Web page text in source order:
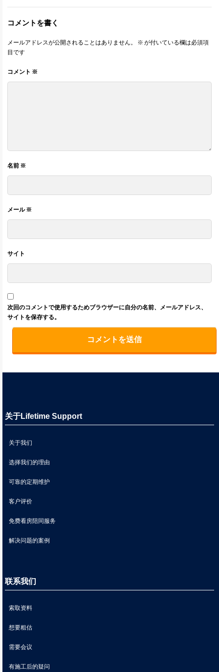
コメントを書く
メールアドレスが公開されることはありません。 ※ が付いている欄は必須項
目です
コメント ※
名前 ※
メール※
サイト
次回のコメントで使用するためブラウザーに自分の名前、メールアドレス、
サイトを保存する。
关于Lifetime Support
关于我们
选择我们的理由
可靠的定期维护
客户评价
免费看房陪同服务
解决问题的案例
联系我们
索取资料
想要粗估
需要会议
有施工后的疑问